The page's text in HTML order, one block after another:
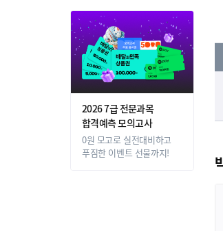
2026 7급 전문과목
합격예측 모의고사
0원 모고로 실전대비하고
푸짐한 이벤트 선물까지!